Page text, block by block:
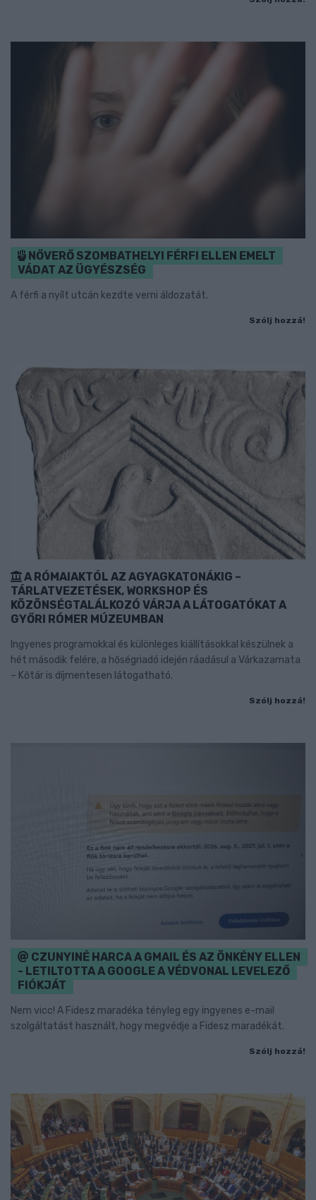
NŐVERŐ SZOMBATHELYI FÉRFI ELLEN EMELT
VÁDAT AZ ÜGYÉSZSÉG
A férfi a nyílt utcán kezdte verni áldozatát.
Szólj hozzá!
A RÓMAIAKTÓL AZ AGYAGKATONÁKIG –
TÁRLATVEZETÉSEK, WORKSHOP ÉS
KÖZÖNSÉGTALÁLKOZÓ VÁRJA A LÁTOGATÓKAT A
GYŐRI RÓMER MÚZEUMBAN
Ingyenes programokkal és különleges kiállításokkal készülnek a
hét második felére, a hőségriadó idején ráadásul a Várkazamata
– Kőtár is díjmentesen látogatható.
Szólj hozzá!
CZUNYINÉ HARCA A GMAIL ÉS AZ ÖNKÉNY ELLEN
- LETILTOTTA A GOOGLE A VÉDVONAL LEVELEZŐ
FIÓKJÁT
Nem vicc! A Fidesz maradéka tényleg egy ingyenes e-mail
szolgáltatást használt, hogy megvédje a Fidesz maradékát.
Szólj hozzá!